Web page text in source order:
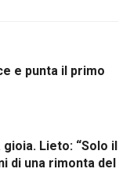
e punta il primo
Lieto: “Solo il
di una rimonta del